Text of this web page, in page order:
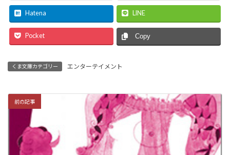
Hatena LINE
Pocket Copy
くま文庫カテゴリー エンターテイメント
前の記事